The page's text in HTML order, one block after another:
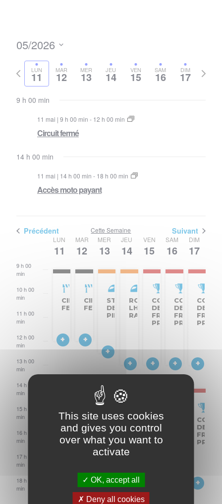
par
vues
05/2026
date
Semaine
précédente
LUN
11 MAR
12 MER
13 JEU
14 VEN
15 SAM
16 DIM
17
9 h 00 min
11 mai | 9 h 00 min - 12 h 00 min
Circuit fermé
14 h 00 min
11 mai | 14 h 00 min - 18 h 00 min
Accès moto payant
Précédent Cette Semaine Suivant
Semaine
du
Évènements
LUN
11
MAR
12
MER
13
JEU
14
VEN
15
SAM
16
DIM
17
9 h 00
min
10 h 00
min
11 h 00
min
12 h 00
min
13 h 00
min
14 h 00
min
15 h 00
min
16 h 00
min
17 h 00
min
18 h 00
min
CIRCUIT
FERMÉ
ACCÈS
MOTO
PAYANT
CIRCUIT
FERMÉ
ACCÈS
MOTO
PAYANT
STAGE
DE
PILOTAGE
STAGE
DE
PILOTAGE
ROULAGE
LH
RACING
ROULAGE
LH
COUPES
DE
FRANCE
PROMOSPORT
COUPES
DE
PROMOSPORT
COUPES
DE
FRANCE
COUPES
FRANCE
DE
DE
This site uses cookies
and gives you control
over what you want to
activate
OK, accept all
Deny all cookies